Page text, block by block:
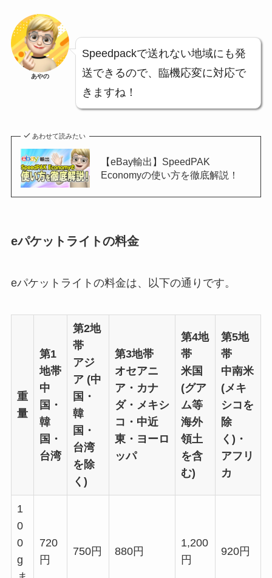
あやの
Speedpackで送れない地域にも発
送できるので、臨機応変に対応で
きますね！
あわせて読みたい
【eBay輸出】SpeedPAK
Economyの使い方を徹底解説！
eパケットライトの料金
eパケットライトの料金は、以下の通りです。
重
量
第1
地帯
中
国・
韓
国・
台湾
第2地
帯
アジ
ア (中
国・
韓
国・
台湾
を除
く)
第3地帯
オセアニ
ア・カナ
ダ・メキシ
コ・中近
東・ヨーロ
ッパ
第4地
帯
米国
(グア
ム等
海外
領土
を含
む)
第5地
帯
中南米
(メキ
シコを
除
く)・
アフリ
カ
1
0
0
g
720
円
750円 880円
1,200
円
920円